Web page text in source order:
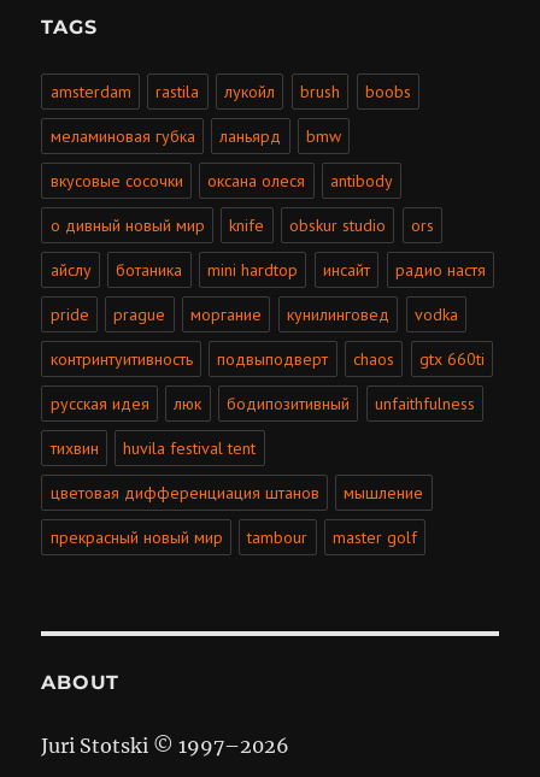
TAGS
amsterdam rastila лукойл brush boobs
меламиновая губка ланьярд bmw
вкусовые сосочки оксана олеся antibody
о дивный новый мир knife obskur studio ors
айслу ботаника mini hardtop инсайт радио настя
pride prague моргание кунилинговед vodka
контринтуитивность подвыподверт chaos gtx 660ti
русская идея люк бодипозитивный unfaithfulness
тихвин huvila festival tent
цветовая дифференциация штанов мышление
прекрасный новый мир tambour master golf
ABOUT
Juri Stotski © 1997–2026